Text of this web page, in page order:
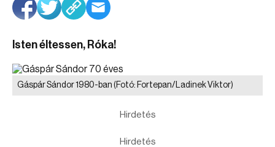
Isten éltessen, Róka!
Gáspár Sándor 1980-ban (Fotó: Fortepan/Ladinek Viktor)
Hirdetés
Hirdetés